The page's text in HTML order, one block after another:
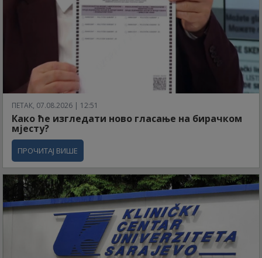
ПЕТАК, 07.08.2026 | 12:51
Како ће изгледати ново гласање на бирачком
мјесту?
ПРОЧИТАЈ ВИШЕ